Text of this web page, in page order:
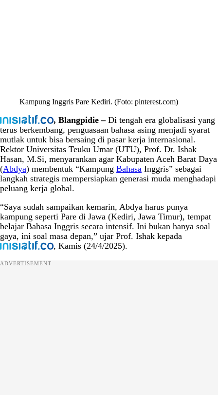
Kampung Inggris Pare Kediri. (Foto: pinterest.com)
, Blangpidie –Di tengah era globalisasi yang
terus berkembang, penguasaan bahasa asing menjadi syarat
mutlak untuk bisa bersaing di pasar kerja internasional.
Rektor Universitas Teuku Umar (UTU), Prof. Dr. Ishak
Hasan, M.Si, menyarankan agar Kabupaten Aceh Barat Daya
(Abdya) membentuk “Kampung Bahasa Inggris” sebagai
langkah strategis mempersiapkan generasi muda menghadapi
peluang kerja global.
“Saya sudah sampaikan kemarin, Abdya harus punya
kampung seperti Pare di Jawa (Kediri, Jawa Timur), tempat
belajar Bahasa Inggris secara intensif. Ini bukan hanya soal
gaya, ini soal masa depan,” ujar Prof. Ishak kepada
, Kamis (24/4/2025).
ADVERTISEMENT